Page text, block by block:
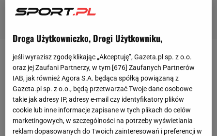
W latach 2024-2025 Dawid Kroczek pracował jako
trener Cracovii. W tym czasie Cracovia wygrała 17 z
42meczów, a Kroczek osiągał średnią 1,45 pkt na
spotkanie. Cracovia zakończyła ten sezon na
szóstym miejscu, a klub podjął decyzję o
nieprzedłużaniu kontraktu z Kroczkiem. - Bardzo
Droga Użytkowniczko, Drogi Użytkowniku,
jeśli wyrazisz zgodę klikając „Akceptuję”, Gazeta.pl sp. z o.o.
oraz jej Zaufani Partnerzy, w tym [676] Zaufanych Partnerów
IAB, jak również Agora S.A. będąca spółką powiązaną z
Gazeta.pl sp. z o.o., będą przetwarzać Twoje dane osobowe
takie jak adresy IP, adresy e-mail czy identyfikatory plików
cookie lub inne informacje zapisane w tych plikach do celów
marketingowych, w szczególności na potrzeby wyświetlania
reklam dopasowanych do Twoich zainteresowań i preferencji w